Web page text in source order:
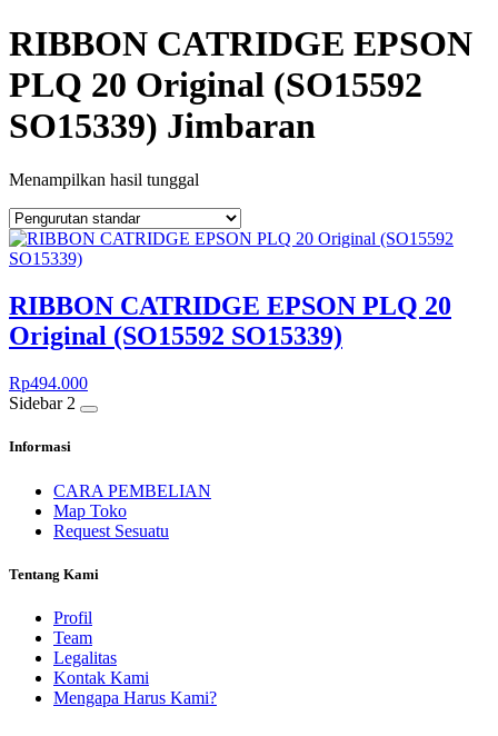
RIBBON CATRIDGE EPSON
PLQ 20 Original (SO15592
SO15339) Jimbaran
Menampilkan hasil tunggal
RIBBON CATRIDGE EPSON PLQ 20
Original (SO15592 SO15339)
Rp494.000
Sidebar 2
Informasi
CARA PEMBELIAN
Map Toko
Request Sesuatu
Tentang Kami
Profil
Team
Legalitas
Kontak Kami
Mengapa Harus Kami?